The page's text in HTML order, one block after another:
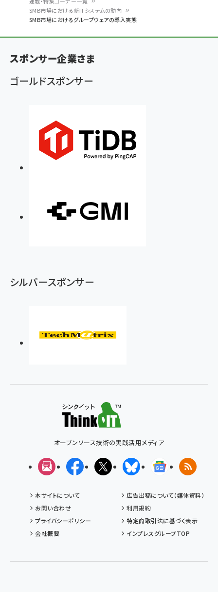
く
ず
SMB市場における新ITシステムの動向
SMB市場におけるグループウェアの導入実態
スポンサー企業さま
ゴールドスポンサー
シルバースポンサー
オープンソース技術の実践活用メディア
メルマガFacebookX(エックス)BlueskyGoogleニュ
RSS
本サイトについて
広告出稿について（媒体資料）
お問い合わせ
利用規約
プライバシーポリシー
特定商取引法に基づく表示
会社概要
インプレスグループTOP